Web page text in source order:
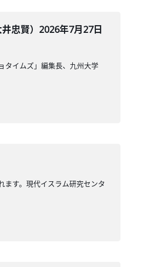
忠賢）2026年7月27日
タイムズ」編集長、九州大学
ます。現代イスラム研究センタ